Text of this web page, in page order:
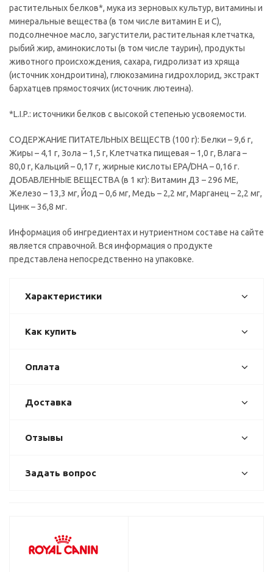
растительных белков*, мука из зерновых культур, витамины и
минеральные вещества (в том числе витамин Е и С),
подсолнечное масло, загустители, растительная клетчатка,
рыбий жир, аминокислоты (в том числе таурин), продукты
животного происхождения, сахара, гидролизат из хряща
(источник хондроитина), глюкозамина гидрохлорид, экстракт
бархатцев прямостоячих (источник лютеина).
*L.I.P.: источники белков с высокой степенью усвояемости.
СОДЕРЖАНИЕ ПИТАТЕЛЬНЫХ ВЕЩЕСТВ (100 г): Белки – 9,6 г,
Жиры – 4,1 г, Зола – 1,5 г, Клетчатка пищевая – 1,0 г, Влага –
80,0 г, Кальций – 0,17 г, жирные кислоты EPA/DHA – 0,16 г.
ДОБАВЛЕННЫЕ ВЕЩЕСТВА (в 1 кг): Витамин Д3 – 296 МЕ,
Железо – 13,3 мг, Йод – 0,6 мг, Медь – 2,2 мг, Марганец – 2,2 мг,
Цинк – 36,8 мг.
Информация об ингредиентах и нутриентном составе на сайте
является справочной. Вся информация о продукте
представлена непосредственно на упаковке.
Характеристики
Как купить
Оплата
Доставка
Отзывы
Задать вопрос